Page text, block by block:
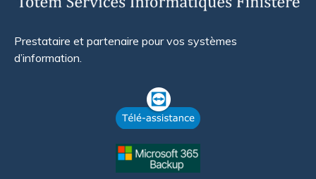
Prestataire et partenaire pour vos systèmes
d’information.